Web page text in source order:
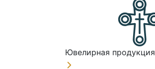
Ювелирная продукция